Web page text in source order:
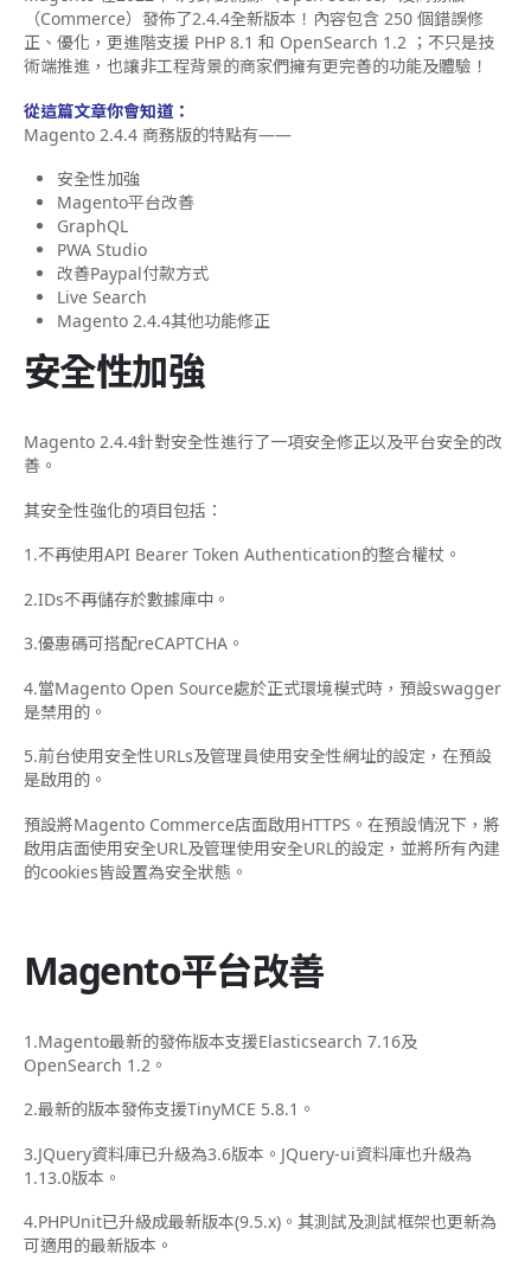
（Commerce）發佈了2.4.4全新版本！內容包含 250 個錯誤修
正、優化，更進階支援 PHP 8.1 和 OpenSearch 1.2 ；不只是技
術端推進，也讓非工程背景的商家們擁有更完善的功能及體驗！
從這篇文章你會知道：
Magento 2.4.4 商務版的特點有——
安全性加強
Magento平台改善
GraphQL
PWA Studio
改善Paypal付款方式
Live Search
Magento 2.4.4其他功能修正
安全性加強
Magento 2.4.4針對安全性進行了一項安全修正以及平台安全的改
善。
其安全性強化的項目包括：
1.不再使用API Bearer Token Authentication的整合權杖。
2.IDs不再儲存於數據庫中。
3.優惠碼可搭配reCAPTCHA。
4.當Magento Open Source處於正式環境模式時，預設swagger
是禁用的。
5.前台使用安全性URLs及管理員使用安全性網址的設定，在預設
是啟用的。
預設將Magento Commerce店面啟用HTTPS。在預設情況下，將
啟用店面使用安全URL及管理使用安全URL的設定，並將所有內建
的cookies皆設置為安全狀態。
Magento平台改善
1.Magento最新的發佈版本支援Elasticsearch 7.16及
OpenSearch 1.2。
2.最新的版本發佈支援TinyMCE 5.8.1。
3.JQuery資料庫已升級為3.6版本。JQuery-ui資料庫也升級為
1.13.0版本。
4.PHPUnit已升級成最新版本(9.5.x)。其測試及測試框架也更新為
可適用的最新版本。